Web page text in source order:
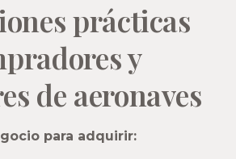
prácticas
y
de aeronaves
para adquirir: